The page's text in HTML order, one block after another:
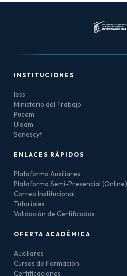
INSTITUCIONES
Iess
Ministerio del Trabajo
Pucem
Uleam
Senescyt
ENLACES RÁPIDOS
Plataforma Auxiliares
Plataforma Semi-Presencial (Online)
Correo Institucional
Tutoriales
Validación de Certificados
OFERTA ACADÉMICA
Auxiliares
Cursos de Formación
Certificaciones